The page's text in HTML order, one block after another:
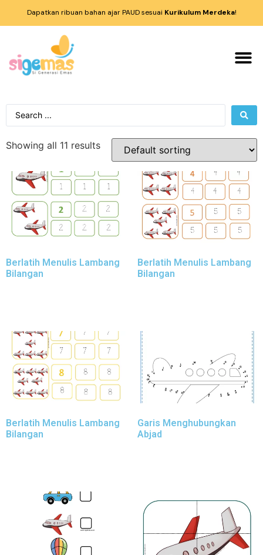
Dapatkan ribuan bahan ajar PAUD sesuai Kurikulum Merdeka!
Showing all 11 results
Berlatih Menulis Lambang
Bilangan
Berlatih Menulis Lambang
Bilangan
Berlatih Menulis Lambang
Bilangan
Garis Menghubungkan
Abjad